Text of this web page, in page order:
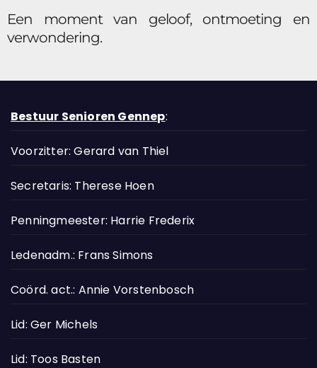
Een moment van geloof, ontmoeting en
verwondering.
Bestuur Senioren Gennep:
Voorzitter: Gerard van Thiel
Secretaris: Therese Hoen
Penningmeester: Harrie Frederix
Ledenadm.: Frans Simons
Coörd. act.: Annie Vorstenbosch
Lid: Ger Michels
Lid: Toos Basten